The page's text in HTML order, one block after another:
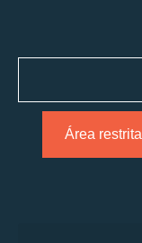
Área restrita